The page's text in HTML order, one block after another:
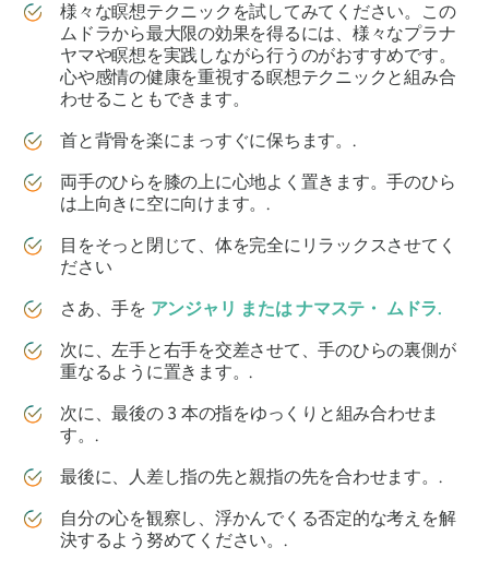
様々な瞑想テクニックを試してみてください。この
ムドラから最大限の効果を得るには、様々なプラナ
ヤマや瞑想を実践しながら行うのがおすすめです。
心や感情の健康を​​重視する瞑想テクニックと組み合
わせることもできます。
首と背骨を楽にまっすぐに保ちます。.
両手のひらを膝の上に心地よく置きます。手のひら
は上向きに空に向けます。.
目をそっと閉じて、体を完全にリラックスさせてく
ださい
さあ、手を アンジャリ またはナマステ・ ムドラ.
次に、左手と右手を交差させて、手のひらの裏側が
重なるように置きます。.
次に、最後の 3 本の指をゆっくりと組み合わせま
す。.
最後に、人差し指の先と親指の先を合わせます。.
自分の心を観察し、浮かんでくる否定的な考えを解
決するよう努めてください。.